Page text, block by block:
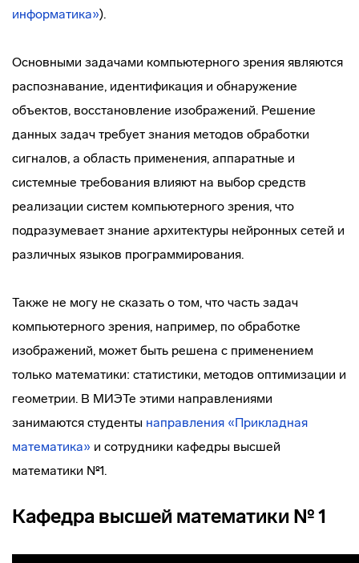
информатика»).
Основными задачами компьютерного зрения являются
распознавание, идентификация и обнаружение
объектов, восстановление изображений. Решение
данных задач требует знания методов обработки
сигналов, а область применения, аппаратные и
системные требования влияют на выбор средств
реализации систем компьютерного зрения, что
подразумевает знание архитектуры нейронных сетей и
различных языков программирования.
Также не могу не сказать о том, что часть задач
компьютерного зрения, например, по обработке
изображений, может быть решена с применением
только математики: статистики, методов оптимизации и
геометрии. В МИЭТе этими направлениями
занимаются студенты направления «Прикладная
математика» и сотрудники кафедры высшей
математики №1.
Кафедра высшей математики № 1